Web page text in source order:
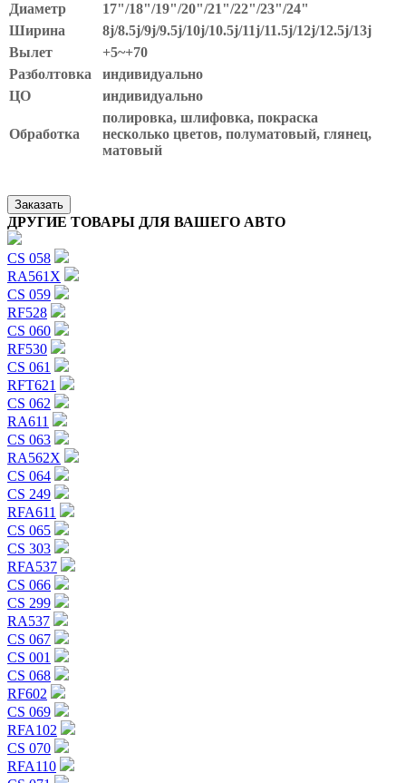
Диаметр
17"/18"/19"/20"/21"/22"/23"/24"
Ширина
8j/8.5j/9j/9.5j/10j/10.5j/11j/11.5j/12j/12.5j/13j
Вылет
+5~+70
Разболтовка
индивидуально
ЦО
индивидуально
Обработка
полировка, шлифовка, покраска
несколько цветов, полуматовый, глянец,
матовый
Заказать
ДРУГИЕ ТОВАРЫ ДЛЯ ВАШЕГО АВТО
CS 058
RA561X
CS 059
RF528
CS 060
RF530
CS 061
RFT621
CS 062
RA611
CS 063
RA562X
CS 064
CS 249
RFA611
CS 065
CS 303
RFA537
CS 066
CS 299
RA537
CS 067
CS 001
CS 068
RF602
CS 069
RFA102
CS 070
RFA110